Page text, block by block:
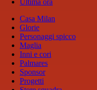
Ultima ora
Casa Milan
Glorie
Personaggi spicco
Maglia
Inni e cori
Palmares
Sponsor
Progetti